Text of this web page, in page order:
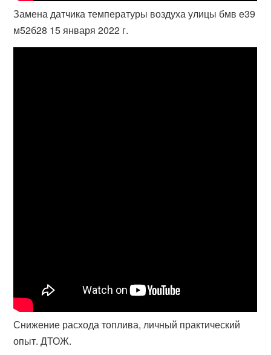
Замена датчика температуры воздуха улицы бмв е39
м52б28 15 января 2022 г.
Снижение расхода топлива, личный практический
опыт. ДТОЖ.